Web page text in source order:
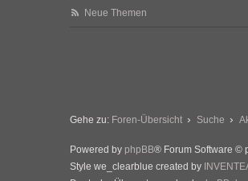
Neue Themen
Gehe zu: Foren-Übersicht Suche
Powered by phpBB® Forum Software ©
Style we_clearblue created by